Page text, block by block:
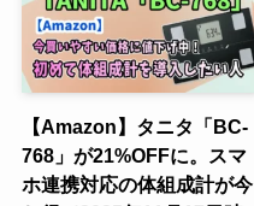
【Amazon】タニタ「BC-
768」が21%OFFに。スマ
ホ連携対応の体組成計が今